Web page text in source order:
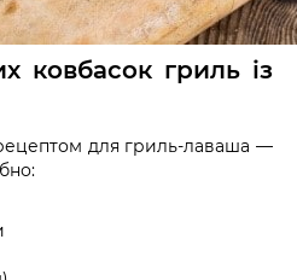
ковбасок гриль із
для гриль-лаваша —